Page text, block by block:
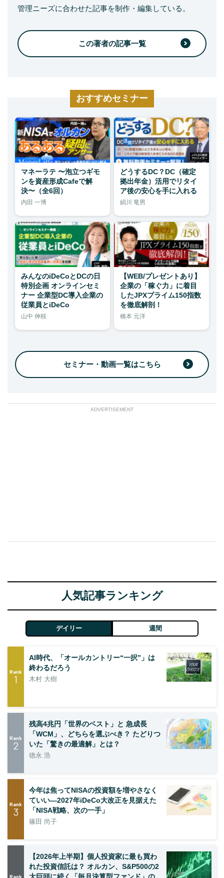
管理ニーズに合わせた記事を制作・編集している。
この著者の記事一覧
おすすめセミナー
マネーラテ 〜泡立つギモ
ンを資産形成Cafeで解
決〜（全6回）
内田 一博
どうするDC？DC（確定
拠出年金）活用でリタイ
ア後の安心を手に入れる
絹川 竜男
みんなのiDeCoとDCの日
特別企画 オンラインセミ
ナー 企業型DC導入企業の
従業員とiDeCo
山中 伸枝
【WEB/プレゼントあり】
企業の「稼ぐ力」に着目
したJPXプライム150指数
を徹底解剖！
橋本 元洋
セミナー・動画一覧はこちら
ADVERTISEMENT
人気記事ランキング
デイリー 週間
Rank
1
AI時代、「オールカントリー“一択”」は
終わるだろう
木村 大樹
Rank
2
残高4兆円「世界のベスト」と 急成長
「WCM」、どちらを選ぶべき？ たどりつ
いた「驚きの最適解」とは？
徳永 浩
Rank
3
今年は焦ってNISAの投資額を増やさなく
ていい―2027年iDeCo大改正を見据えた
「NISA戦略、次の一手」
篠田 尚子
Rank
【2026年上半期】個人投資家に最も買わ
れた投資信託は？ オルカン、S&P500の2